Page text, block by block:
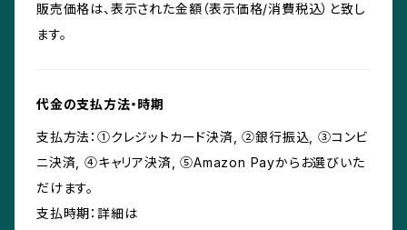
販売価格は、表示された金額（表示価格/消費税込）と致し
ます。
代金の支払方法・時期
支払方法：①クレジットカード決済, ②銀行振込, ③コンビ
ニ決済, ④キャリア決済, ⑤Amazon Payからお選びいた
だけます。
支払時期：詳細は